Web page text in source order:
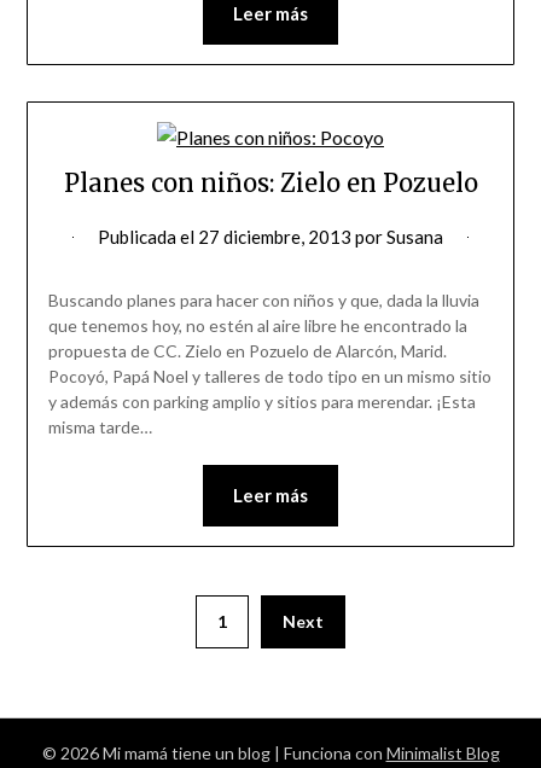
Leer más
Planes con niños: Zielo en Pozuelo
Publicada el 27 diciembre, 2013 porSusana
Buscando planes para hacer con niños y que, dada la lluvia
que tenemos hoy, no estén al aire libre he encontrado la
propuesta de CC. Zielo en Pozuelo de Alarcón, Marid.
Pocoyó, Papá Noel y talleres de todo tipo en un mismo sitio
y además con parking amplio y sitios para merendar. ¡Esta
misma tarde…
Leer más
1 Next
© 2026 Mi mamá tiene un blog | Funciona con Minimalist Blog